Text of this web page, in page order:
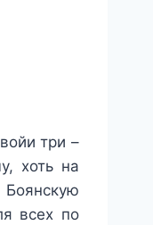
три –
хоть на
всех по